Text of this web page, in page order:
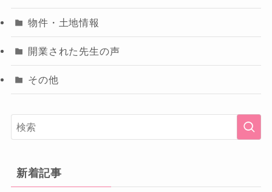
物件・土地情報
開業された先生の声
その他
新着記事